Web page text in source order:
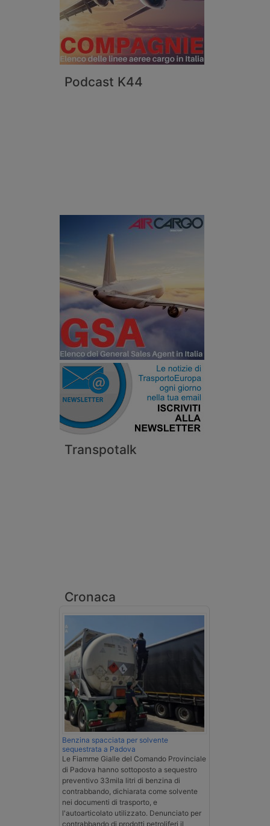
Podcast K44
Transpotalk
Cronaca
Benzina spacciata per solvente
sequestrata a Padova
Le Fiamme Gialle del Comando Provinciale
di Padova hanno sottoposto a sequestro
preventivo 33mila litri di benzina di
contrabbando, dichiarata come solvente
nei documenti di trasporto, e
l'autoarticolato utilizzato. Denunciato per
contrabbando di prodotti petroliferi il